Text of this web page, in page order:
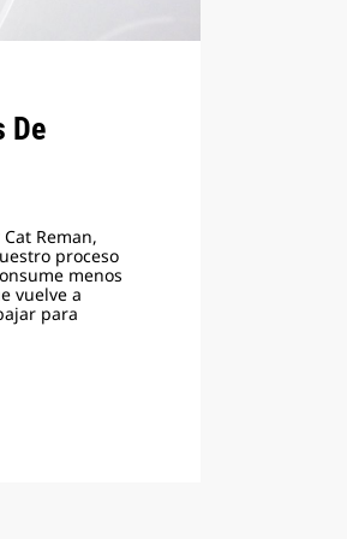
De
Reman,
proceso
menos
vuelve a
para